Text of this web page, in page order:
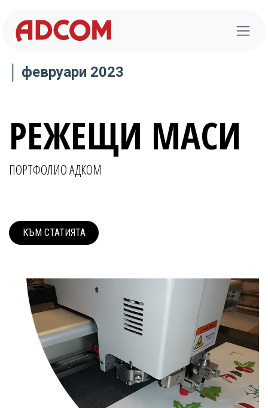
│ февруари 2023
РЕЖЕЩИ МАСИ
ПОРТФОЛИО АДКОМ
КЪМ СТАТИ​​ЯТА​​